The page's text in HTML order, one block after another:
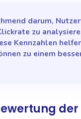
darum,
zu
Kennzahlen
zu einem